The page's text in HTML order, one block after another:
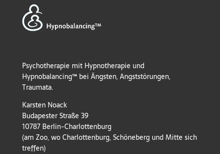
Psychotherapie mit Hypnotherapie und
Hypnobalancing™ bei Ängsten, Angststörungen,
Traumata.
Karsten Noack
Budapester Straße 39
10787 Berlin-Charlottenburg
(am Zoo, wo Charlottenburg, Schöneberg und Mitte sich
treffen)